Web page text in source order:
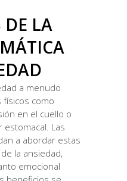
DE LA
a menudo
como
en el cuello o
estomacal. Las
a abordar estas
la ansiedad,
emocional